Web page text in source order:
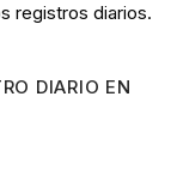
registros diarios.
DIARIO EN